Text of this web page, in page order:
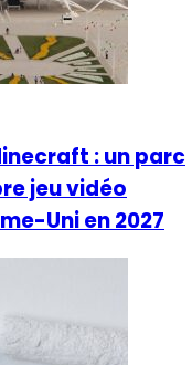
: un parc
jeu vidéo
Uni en 2027